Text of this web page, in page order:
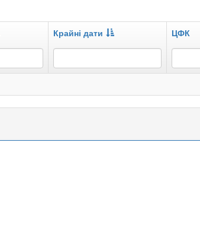
Крайні дати ЦФК